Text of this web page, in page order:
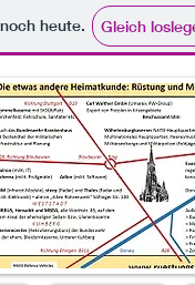
heute. Gleich